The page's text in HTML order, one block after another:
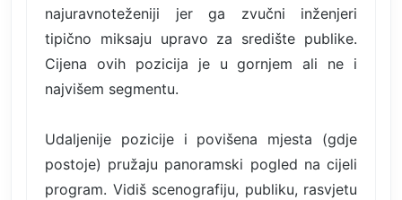
najuravnoteženiji jer ga zvučni inženjeri
tipično miksaju upravo za središte publike.
Cijena ovih pozicija je u gornjem ali ne i
najvišem segmentu.
Udaljenije pozicije i povišena mjesta (gdje
postoje) pružaju panoramski pogled na cijeli
program. Vidiš scenografiju, publiku, rasvjetu